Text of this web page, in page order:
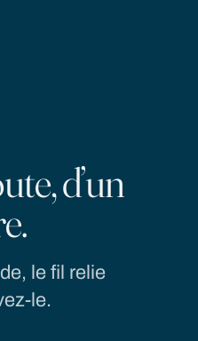
d’un
le fil relie
le.